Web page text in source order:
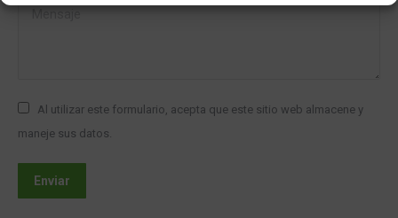
Mensaje
Al utilizar este formulario, acepta que este sitio web almacene y
maneje sus datos.
Enviar